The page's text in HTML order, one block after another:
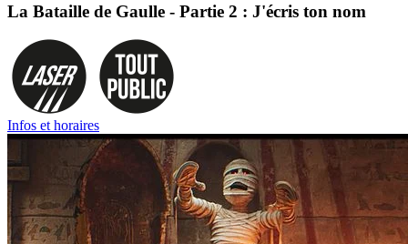
La Bataille de Gaulle - Partie 2 : J'écris ton nom
Infos et horaires